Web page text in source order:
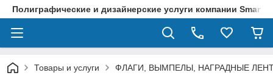
Полиграфические и дизайнерские услуги компании
Товары и услуги ФЛАГИ, ВЫМПЕЛЫ, НАГРАДНЫЕ